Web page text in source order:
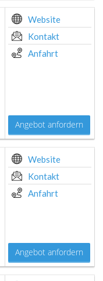
Website
Kontakt
Anfahrt
Angebot anfordern
Website
Kontakt
Anfahrt
Angebot anfordern